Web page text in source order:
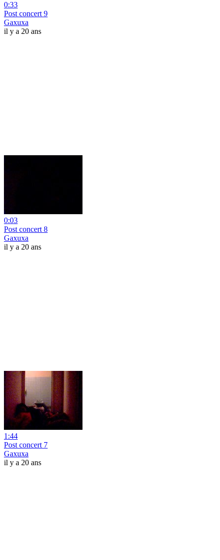
0:33
Post concert 9
Gaxuxa
il y a 20 ans
0:03
Post concert 8
Gaxuxa
il y a 20 ans
1:44
Post concert 7
Gaxuxa
il y a 20 ans